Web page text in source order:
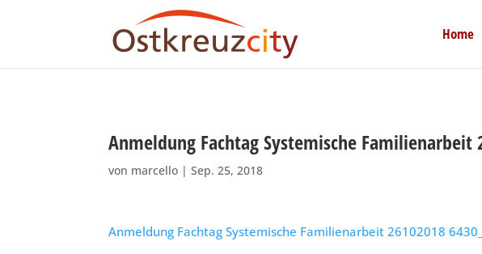
Home
Anmeldung Fachtag Systemische Familienarbeit
von marcello |Sep. 25, 2018
Anmeldung Fachtag Systemische Familienarbeit 26102018